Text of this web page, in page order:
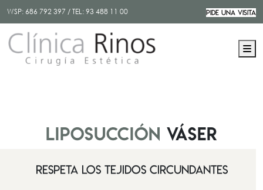
WSP: 686 792 397 / TEL:93 488 11 00 PIDE UNA VISITA
Liposucción Váser
Respeta los tejidos circundantes